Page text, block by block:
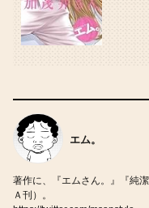
エム。
著作に、『エムさん。』『純
Ａ刊）。